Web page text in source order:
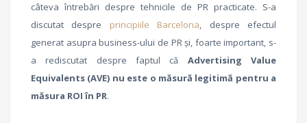
câteva întrebări despre tehnicile de PR practicate. S-a
discutat despre principiile Barcelona, despre efectul
generat asupra business-ului de PR și, foarte important, s-
a rediscutat despre faptul că Advertising Value
Equivalents (AVE) nu este o măsură legitimă pentru a
măsura ROI în PR.